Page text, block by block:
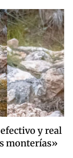
y real
monterías»